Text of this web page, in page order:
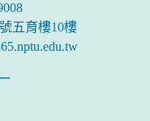
五育樓10樓